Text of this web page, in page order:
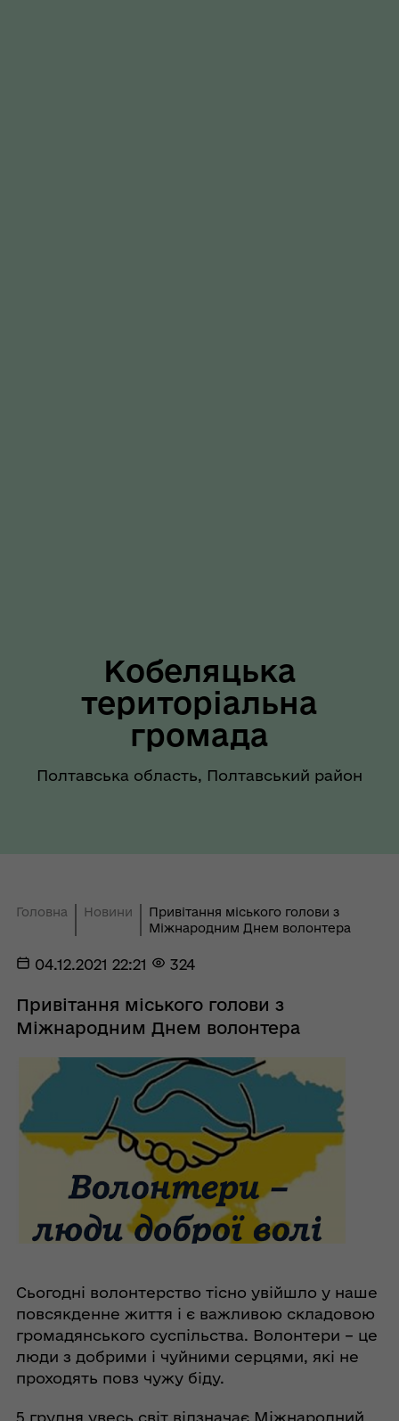
Кобеляцька
територіальна
громада
Полтавська область, Полтавський район
Головна Новини
Привітання міського голови з
Міжнародним Днем волонтера
04.12.2021 22:21 324
Привітання міського голови з
Міжнародним Днем волонтера
Сьогодні волонтерство тісно увійшло у наше
повсякденне життя і є важливою складовою
громадянського суспільства. Волонтери – це
люди з добрими і чуйними серцями, які не
проходять повз чужу біду.
5 грудня увесь світ відзначає Міжнародний